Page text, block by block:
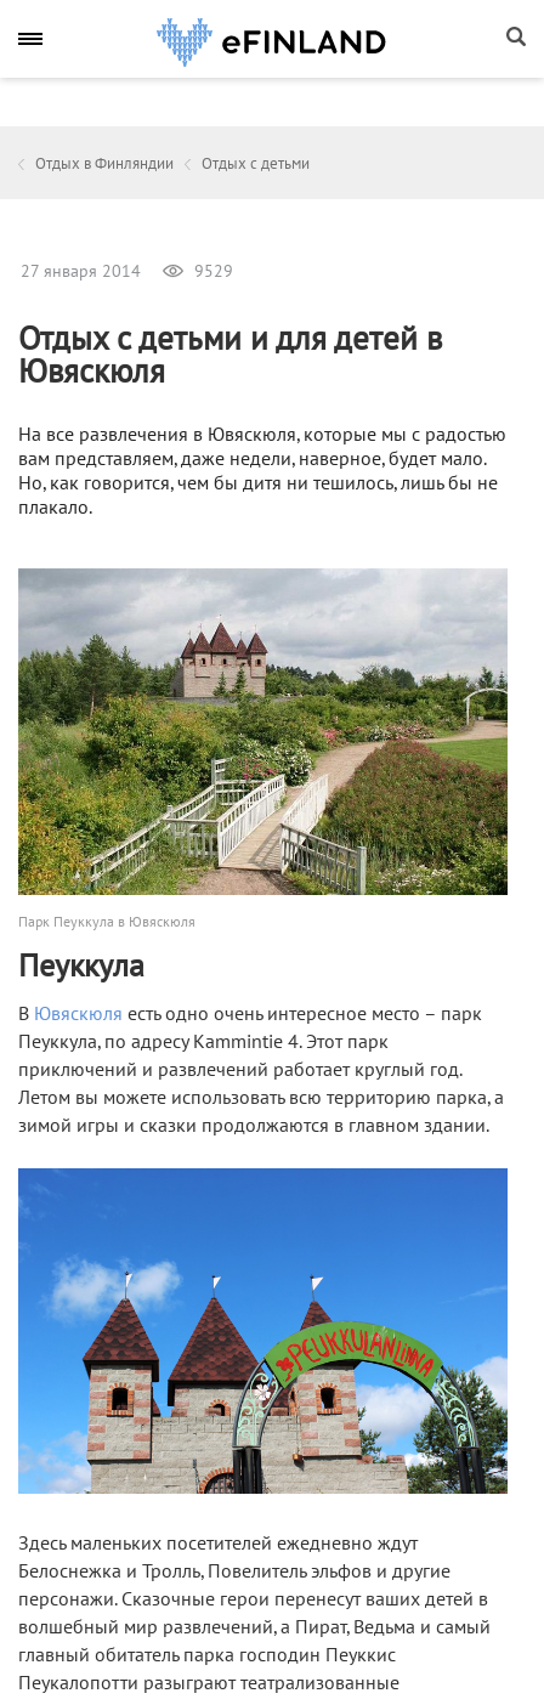
Отдых в Финляндии Отдых с детьми
27 января 2014 9529
Отдых с детьми и для детей в
Ювяскюля
На все развлечения в Ювяскюля, которые мы с радостью
вам представляем, даже недели, наверное, будет мало.
Но, как говорится, чем бы дитя ни тешилось, лишь бы не
плакало.
Парк Пеуккула в Ювяскюля
Пеуккула
В Ювяскюля есть одно очень интересное место – парк
Пеуккула, по адресу Kammintie 4. Этот парк
приключений и развлечений работает круглый год.
Летом вы можете использовать всю территорию парка, а
зимой игры и сказки продолжаются в главном здании.
Здесь маленьких посетителей ежедневно ждут
Белоснежка и Тролль, Повелитель эльфов и другие
персонажи. Сказочные герои перенесут ваших детей в
волшебный мир развлечений, а Пират, Ведьма и самый
главный обитатель парка господин Пеуккис
Пеукалопотти разыграют театрализованные